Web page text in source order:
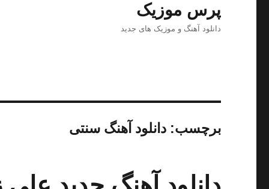
پرس موزیک
دانلود آهنگ و موزیک های جدید
برچسب:دانلود آهنگ سنتی